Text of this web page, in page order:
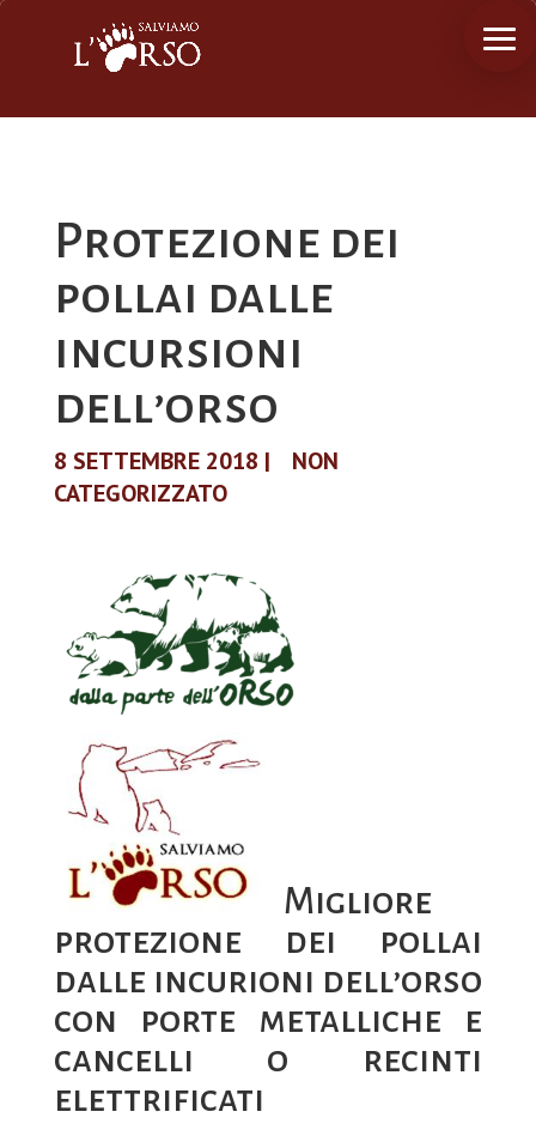
Protezione dei
pollai dalle
incursioni
dell’orso
8 SETTEMBRE 2018 |
NON
CATEGORIZZATO
Migliore
protezione dei pollai
dalle incurioni dell’orso
con porte metalliche e
cancelli o recinti
elettrificati